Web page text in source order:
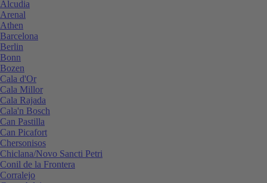
Alcudia
Arenal
Athen
Barcelona
Berlin
Bonn
Bozen
Cala d'Or
Cala Millor
Cala Rajada
Cala'n Bosch
Can Pastilla
Can Picafort
Chersonisos
Chiclana/Novo Sancti Petri
Conil de la Frontera
Corralejo